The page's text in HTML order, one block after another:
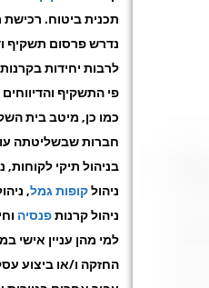
תכנית ביטוח. רכישת
נדרש פרסום תשקיף
לרבות יחידות
פי התשקיף
כמו כן, מיטב בית
חברות שבשליטתה
בניהול תיקי לקוחות,
ניהולקופות גמל,
ניהול קרנותפנסיה
למי מהן עניין אישי
החזקה ו/או ביצוע